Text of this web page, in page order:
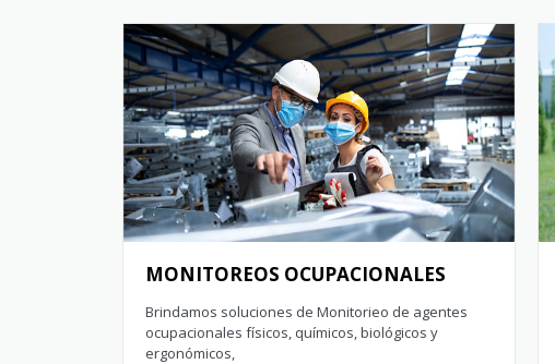
MONITOREOS OCUPACIONALES
Brindamos soluciones de Monitorieo de agentes
ocupacionales físicos, químicos, biológicos y
ergonómicos,